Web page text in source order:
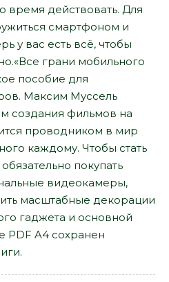
время действовать. Для
смартфоном и
у вас есть всё, чтобы
грани мобильного
пособие для
Максим Муссель
создания фильмов на
проводником в мир
каждому. Чтобы стать
покупать
видеокамеры,
масштабные декорации
гаджета и основной
PDF A4 сохранен